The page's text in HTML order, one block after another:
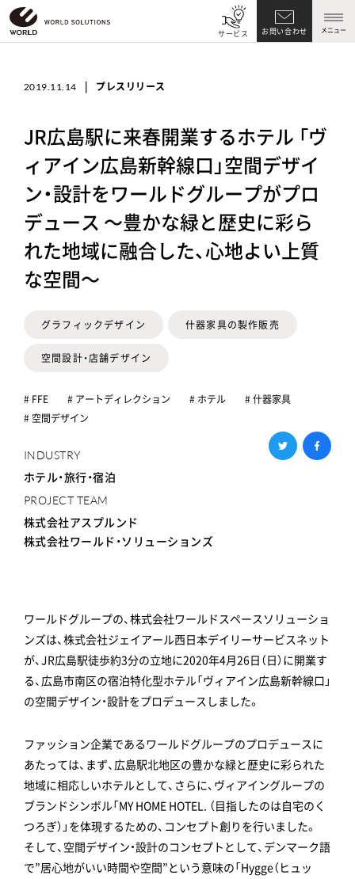
サービス お問い合わせ メニュー
2019.11.14 | プレスリリース
JR広島駅に来春開業するホテル 「ヴ
ィアイン広島新幹線口」空間デザイ
ン・設計をワールドグループがプロ
デュース ～豊かな緑と歴史に彩ら
れた地域に融合した、心地よい上質
な空間～
グラフィックデザイン 什器家具の製作販売
空間設計・店舗デザイン
# FFE # アートディレクション # ホテル
# 什器家具
# 空間デザイン
INDUSTRY
ホテル・旅行・宿泊
PROJECT TEAM
株式会社アスプルンド
株式会社ワールド・ソリューションズ
ワールドグループの、株式会社ワールドスペースソリューショ
ンズは、株式会社ジェイアール西日本デイリーサービスネット
が、JR広島駅徒歩約3分の立地に2020年4月26日（日）に開業す
る、広島市南区の宿泊特化型ホテル「ヴィアイン広島新幹線口」
の空間デザイン・設計をプロデュースしました。
ファッション企業であるワールドグループのプロデュースに
あたっては、まず、広島駅北地区の豊かな緑と歴史に彩られた
地域に相応しいホテルとして、さらに、ヴィアイングループの
ブランドシンボル「MY HOME HOTEL. （目指したのは自宅のく
つろぎ）」を体現するための、コンセプト創りを行いました。
そして、空間デザイン・設計のコンセプトとして、デンマーク語
で”居心地がいい時間や空間”という意味の「Hygge（ヒュッ